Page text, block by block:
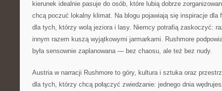
kierunek idealnie pasuje do osób, które lubią dobrze
chcą poczuć lokalny klimat. Na blogu pojawiają się inspiracje dla
dla tych, którzy wolą jeziora i lasy. Niemcy potrafią zaskoczyć:
innym razem kuszą wyjątkowymi jarmarkami. Rushmore
była sensownie zaplanowana — bez chaosu, ale też bez nudy.
Austria w narracji Rushmore to góry, kultura i sztuka oraz
dla tych, którzy chcą połączyć zwiedzanie: jednego dnia